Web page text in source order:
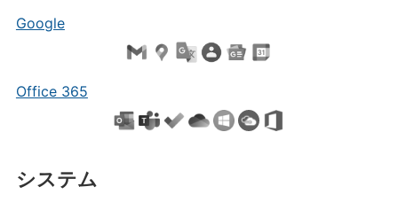
Google
Office 365
システム